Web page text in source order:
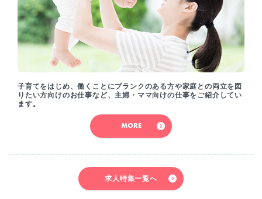
子育てをはじめ、働くことにブランクのある方や家庭との両立を図
りたい方向けのお仕事など、主婦・ママ向けの仕事をご紹介してい
ます。
MORE
求人特集一覧へ